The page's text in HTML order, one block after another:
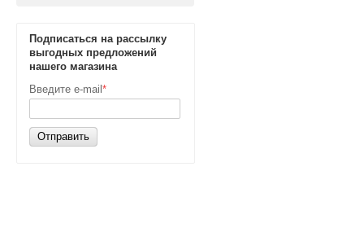
Подписаться на рассылку
выгодных предложений
нашего магазина
Введите e-mail *
Отправить